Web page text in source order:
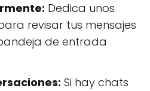
Dedica unos
revisar tus mensajes
de entrada
Si hay chats